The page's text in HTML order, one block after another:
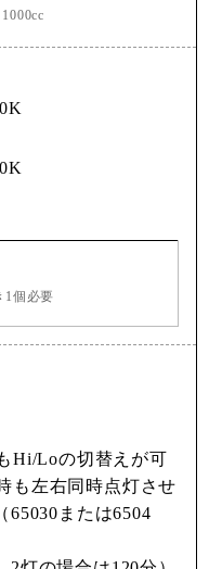
1個必要
Hi/Loの切替えが可
も左右同時点灯させ
65030または6504